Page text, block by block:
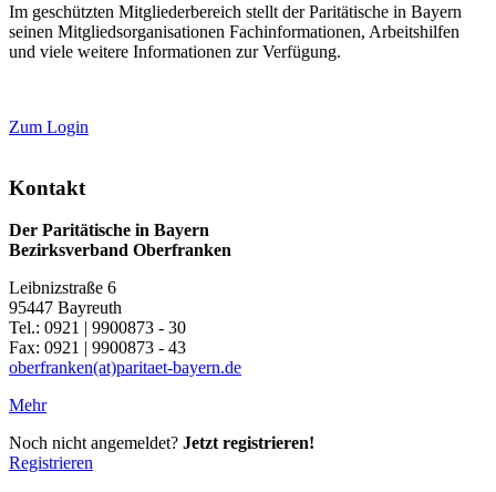
Im geschützten Mitgliederbereich stellt der Paritätische in Bayern
seinen Mitgliedsorganisationen Fachinformationen, Arbeitshilfen
und viele weitere Informationen zur Verfügung.
Zum Login
Kontakt
Der Paritätische in Bayern
Bezirksverband Oberfranken
Leibnizstraße 6
95447 Bayreuth
Tel.: 0921 | 9900873 - 30
Fax: 0921 | 9900873 - 43
oberfranken(at)paritaet-bayern.de
Mehr
Noch nicht angemeldet? Jetzt registrieren!
Registrieren